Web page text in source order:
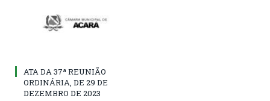
ATA DA 37ª REUNIÃO
ORDINÁRIA, DE 29 DE
DEZEMBRO DE 2023